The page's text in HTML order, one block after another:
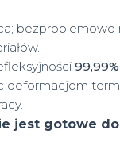
bezproblemowo
99,99%
deformacjom
jest gotowe do